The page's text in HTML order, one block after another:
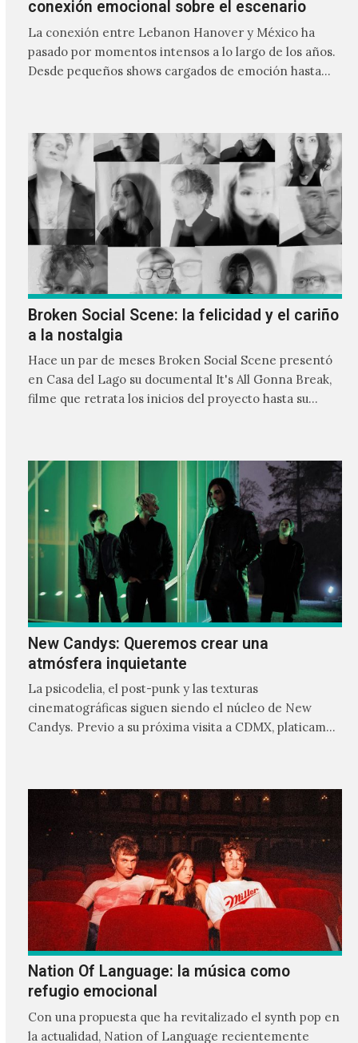
conexión emocional sobre el escenario
La conexión entre Lebanon Hanover y México ha
pasado por momentos intensos a lo largo de los años.
Desde pequeños shows cargados de emoción hasta
mezcla de post-punk, coldwave y letras
profundamente melancólicas.
Broken Social Scene: la felicidad y el cariño
a la nostalgia
Hace un par de meses Broken Social Scene presentó
en Casa del Lago su documental It's All Gonna Break,
filme que retrata los inicios del proyecto hasta su
New Candys: Queremos crear una
atmósfera inquietante
La psicodelia, el post-punk y las texturas
cinematográficas siguen siendo el núcleo de New
Candys. Previo a su próxima visita a CDMX, platicamos
Nation Of Language: la música como
refugio emocional
Con una propuesta que ha revitalizado el synth pop en
la actualidad, Nation of Language recientemente